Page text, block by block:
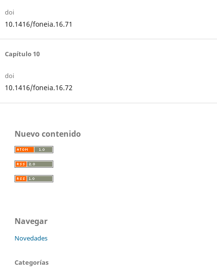
doi
10.1416/foneia.16.71
Capítulo 10
doi
10.1416/foneia.16.72
Nuevo contenido
Navegar
Novedades
Categorías